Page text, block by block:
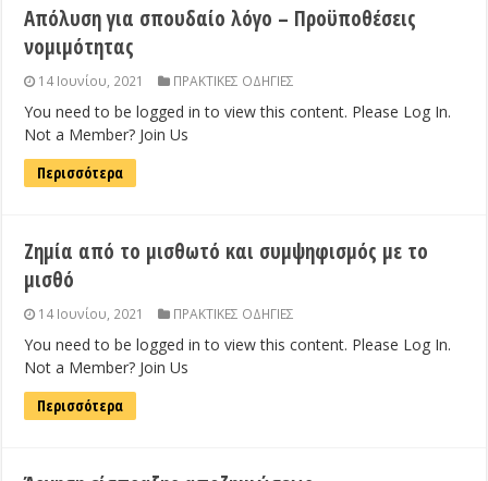
Απόλυση για σπουδαίο λόγο – Προϋποθέσεις
νομιμότητας
14 Ιουνίου, 2021 ΠΡΑΚΤΙΚΕΣ ΟΔΗΓΙΕΣ
You need to be logged in to view this content. Please Log In.
Not a Member? Join Us
Περισσότερα
Ζημία από το μισθωτό και συμψηφισμός με το
μισθό
14 Ιουνίου, 2021 ΠΡΑΚΤΙΚΕΣ ΟΔΗΓΙΕΣ
You need to be logged in to view this content. Please Log In.
Not a Member? Join Us
Περισσότερα